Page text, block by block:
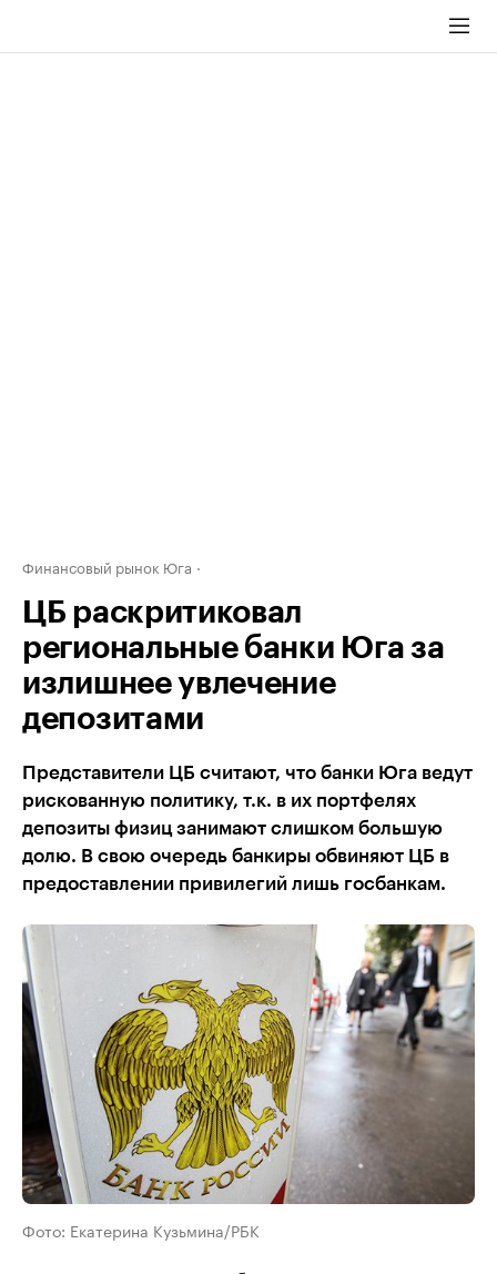
Финансовый рынок Юга
ЦБ раскритиковал
региональные банки Юга за
излишнее увлечение
депозитами
Представители ЦБ считают, что банки Юга ведут
рискованную политику, т.к. в их портфелях
депозиты физиц занимают слишком большую
долю. В свою очередь банкиры обвиняют ЦБ в
предоставлении привилегий лишь госбанкам.
Фото: Екатерина Кузьмина/РБК